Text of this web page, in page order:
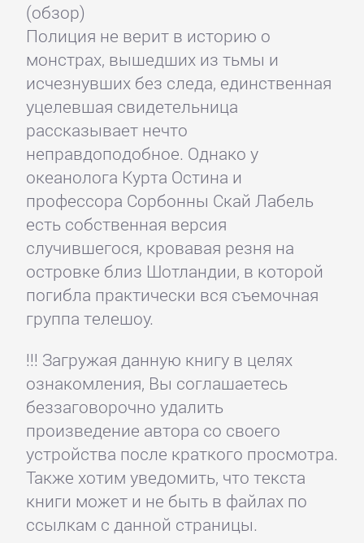
(обзор)
Полиция не верит в историю о
монстрах, вышедших из тьмы и
исчезнувших без следа, единственная
уцелевшая свидетельница
рассказывает нечто
неправдоподобное. Однако у
океанолога Курта Остина и
профессора Сорбонны Скай Лабель
есть собственная версия
случившегося, кровавая резня на
островке близ Шотландии, в которой
погибла практически вся съемочная
группа телешоу.
!!! Загружая данную книгу в целях
ознакомления, Вы соглашаетесь
беззаговорочно удалить
произведение автора со своего
устройства после краткого просмотра.
Также хотим уведомить, что текста
книги может и не быть в файлах по
ссылкам с данной страницы.